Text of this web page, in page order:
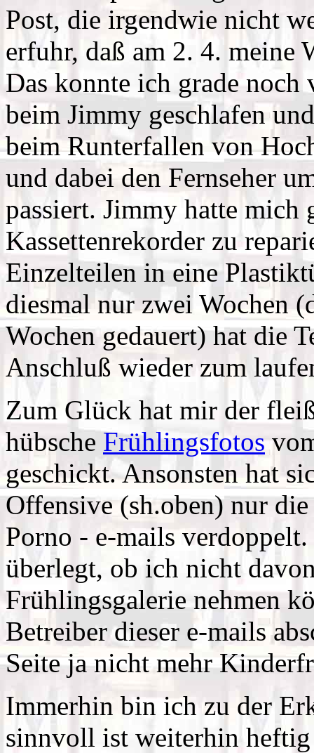
Post, die irgendwie nicht
erfuhr, daß am 2. 4. meine
Das konnte ich grade noch
beim Jimmy geschlafen
beim Runterfallen von
und dabei den Fernseher
passiert. Jimmy hatte mich
Kassettenrekorder zu
Einzelteilen in eine
diesmal nur zwei Wochen
Wochen gedauert) hat die
Anschluß wieder zum
Zum Glück hat mir der
hübsche Frühlingsfotos
geschickt. Ansonsten hat
Offensive (sh.oben) nur
Porno - e-mails
überlegt, ob ich nicht
Frühlingsgalerie nehmen
Betreiber dieser e-mails
Seite ja nicht mehr
Immerhin bin ich zu der
sinnvoll ist weiterhin heftig